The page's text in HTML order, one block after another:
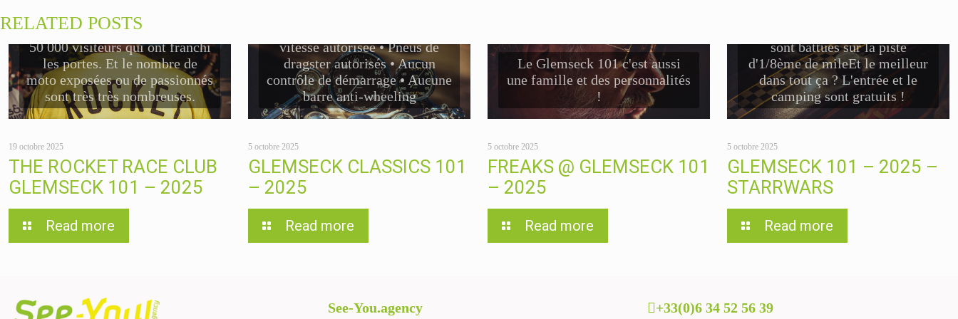
RELATED POSTS
ne se dément pas avec plus de
50 000 visiteurs qui ont franchi
les portes. Et le nombre de
moto exposées ou de passionnés
sont très très nombreuses.
19 octobre 2025
THE ROCKET RACE CLUB
GLEMSECK 101 – 2025
Read more
vitesse autorisée • Pneus de
dragster autorisés • Aucun
contrôle de démarrage • Aucune
barre anti-wheeling
5 octobre 2025
GLEMSECK CLASSICS 101
– 2025
Read more
Le Glemseck 101 c'est aussi
une famille et des personnalités
!
5 octobre 2025
FREAKS @ GLEMSECK 101
– 2025
Read more
sont battues sur la piste
d'1/8ème de mileEt le meilleur
dans tout ça ? L'entrée et le
camping sont gratuits !
5 octobre 2025
GLEMSECK 101 – 2025 –
STARRWARS
Read more
See-You.agency +33(0)6 34 52 56 39